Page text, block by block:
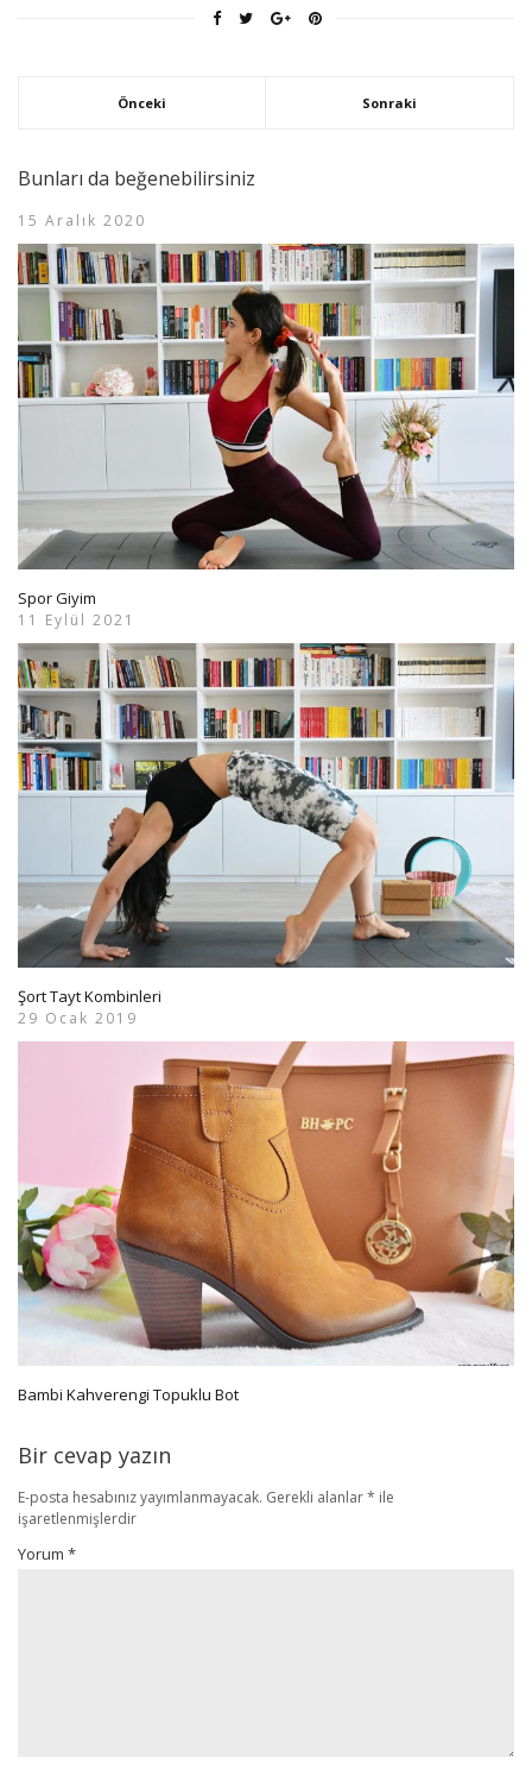
Önceki Sonraki
Bunları da beğenebilirsiniz
15 Aralık 2020
Spor Giyim
11 Eylül 2021
Şort Tayt Kombinleri
29 Ocak 2019
Bambi Kahverengi Topuklu Bot
Bir cevap yazın
E-posta hesabınız yayımlanmayacak. Gerekli alanlar* ile
işaretlenmişlerdir
Yorum *